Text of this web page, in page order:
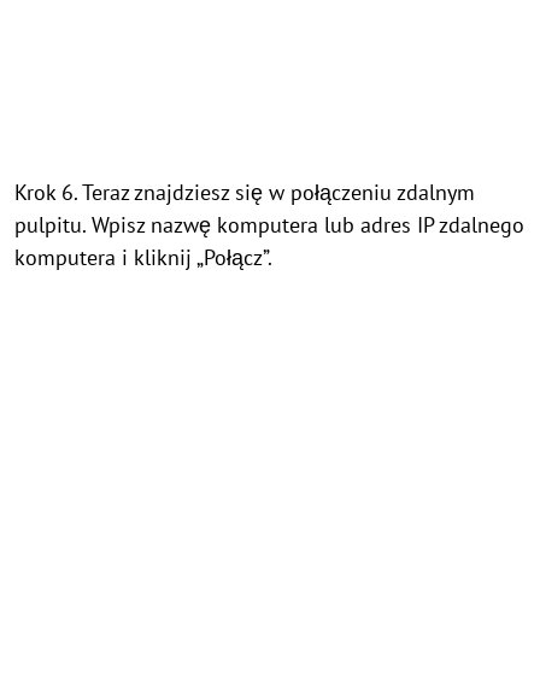
Krok 6. Teraz znajdziesz się w połączeniu zdalnym
pulpitu. Wpisz nazwę komputera lub adres IP zdalnego
komputera i kliknij „Połącz”.